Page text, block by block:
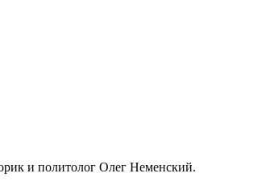
и политолог Олег Неменский.